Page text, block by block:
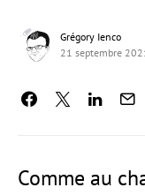
Grégory Ienco
21 septembre
Comme au